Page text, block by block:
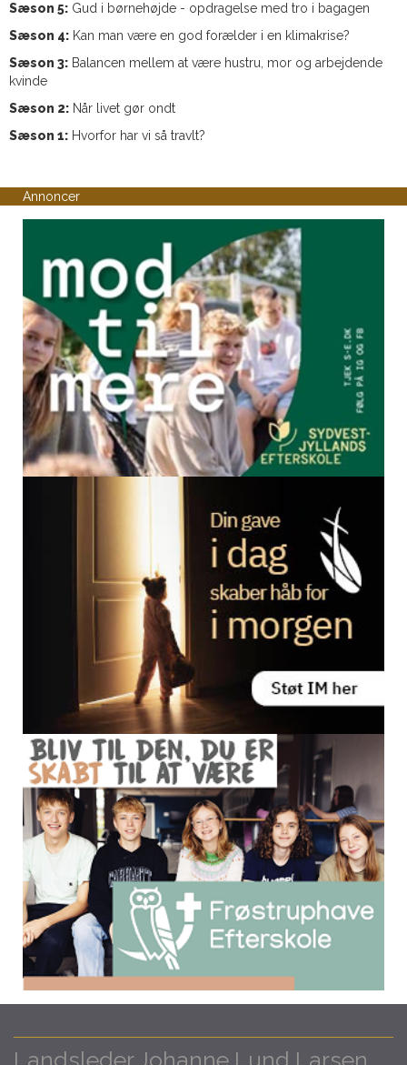
Sæson 5: Gud i børnehøjde - opdragelse med tro i bagagen
Sæson 4: Kan man være en god forælder i en klimakrise?
Sæson 3: Balancen mellem at være hustru, mor og arbejdende
kvinde
Sæson 2: Når livet gør ondt
Sæson 1: Hvorfor har vi så travlt?
Annoncer